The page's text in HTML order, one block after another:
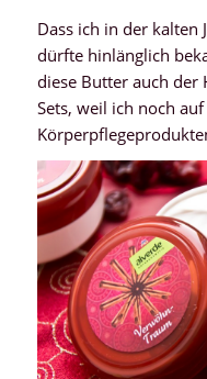
Dass ich in der kalten
dürfte hinlänglich
diese Butter auch der
Sets, weil ich noch